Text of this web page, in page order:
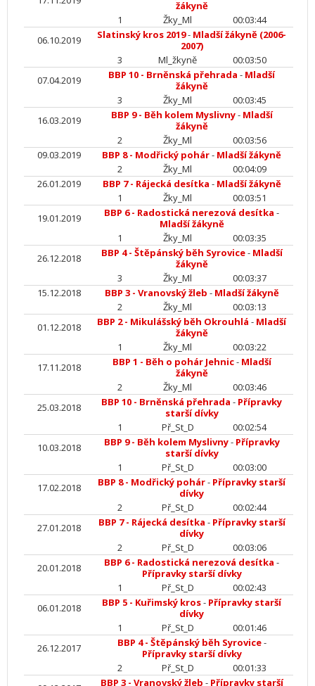
žákyně
1
Žky_Ml
00:03:44
06.10.2019
Slatinský kros 2019- Mladší žákyně (2006-
2007)
3
Ml_žkyně
00:03:50
07.04.2019
BBP 10 - Brněnská přehrada - Mladší
žákyně
3
Žky_Ml
00:03:45
16.03.2019
BBP 9 - Běh kolem Myslivny- Mladší
žákyně
2
Žky_Ml
00:03:56
09.03.2019
BBP 8 - Modřický pohár- Mladší žákyně
2
Žky_Ml
00:04:09
26.01.2019
BBP 7 - Rájecká desítka - Mladší žákyně
1
Žky_Ml
00:03:51
19.01.2019
BBP 6 - Radostická nerezová desítka -
Mladší žákyně
1
Žky_Ml
00:03:35
26.12.2018
BBP 4 - Štěpánský běh Syrovice- Mladší
žákyně
3
Žky_Ml
00:03:37
15.12.2018
BBP 3 - Vranovský žleb - Mladší žákyně
2
Žky_Ml
00:03:13
01.12.2018
BBP 2 - Mikulášský běh Okrouhlá - Mladší
žákyně
1
Žky_Ml
00:03:22
17.11.2018
BBP 1 - Běh o pohár Jehnic- Mladší
žákyně
2
Žky_Ml
00:03:46
25.03.2018
BBP 10 - Brněnská přehrada - Přípravky
starší dívky
1
Př_St_D
00:02:54
10.03.2018
BBP 9 - Běh kolem Myslivny- Přípravky
starší dívky
1
Př_St_D
00:03:00
17.02.2018
BBP 8 - Modřický pohár- Přípravky starší
dívky
2
Př_St_D
00:02:44
27.01.2018
BBP 7 - Rájecká desítka - Přípravky starší
dívky
2
Př_St_D
00:03:06
20.01.2018
BBP 6 - Radostická nerezová desítka -
Přípravky starší dívky
1
Př_St_D
00:02:43
06.01.2018
BBP 5 - Kuřimský kros- Přípravky starší
dívky
1
Př_St_D
00:01:46
26.12.2017
BBP 4 - Štěpánský běh Syrovice-
Přípravky starší dívky
2
Př_St_D
00:01:33
BBP 3 - Vranovský žleb - Přípravky starší